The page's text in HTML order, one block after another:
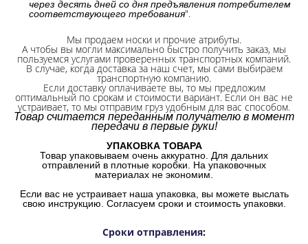
через десять дней со дня предъявления потребителем
соответствующего требования".
Мы продаем носки и прочие атрибуты.
А чтобы вы могли максимально быстро получить заказ, мы
пользуемся услугами проверенных транспортных компаний.
В случае, когда доставка за наш счет, мы сами выбираем
транспортную компанию.
Если доставку оплачиваете вы, то мы предложим
оптимальный по срокам и стоимости вариант. Если он вас не
устраивает, то мы отправим груз удобным для вас способом.
Товар считается переданным получателю в момент
передачи в первые руки!
УПАКОВКА ТОВАРА
Товар упаковываем очень аккуратно. Для дальних
отправлений в плотные коробки. На упаковочных
материалах не экономим.
Если вас не устраивает наша упаковка, вы можете выслать
свою инструкцию. Согласуем сроки и стоимость упаковки.
Сроки отправления: